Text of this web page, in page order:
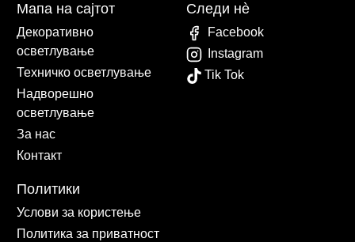
Мапа на сајтот
Декоративно
осветлување
Техничко осветлување
Надворешно
осветлување
За нас
Контакт
Политики
Услови за користење
Политика за приватност
Следи нè
Facebook
Instagram
Tik Tok